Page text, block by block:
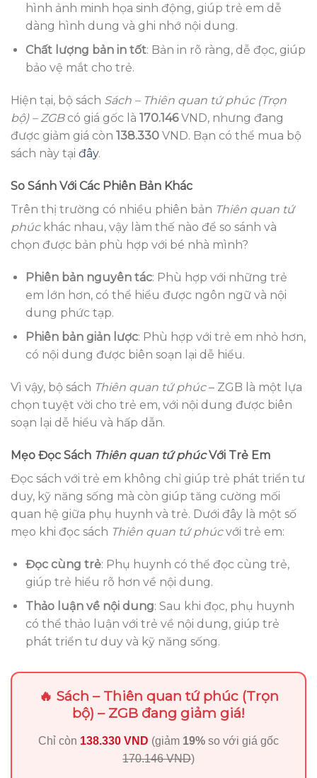
hình ảnh minh họa sinh động, giúp trẻ em dễ
dàng hình dung và ghi nhớ nội dung.
Chất lượng bản in tốt: Bản in rõ ràng, dễ đọc, giúp
bảo vệ mắt cho trẻ.
Hiện tại, bộ sách Sách – Thiên quan tứ phúc (Trọn
bộ) – ZGBcó giá gốc là 170.146VND, nhưng đang
được giảm giá còn 138.330 VND. Bạn có thể mua bộ
sách này tại đây.
So Sánh Với Các Phiên Bản Khác
Trên thị trường có nhiều phiên bản Thiên quan tứ
phúckhác nhau, vậy làm thế nào để so sánh và
chọn được bản phù hợp với bé nhà mình?
Phiên bản nguyên tác: Phù hợp với những trẻ
em lớn hơn, có thể hiểu được ngôn ngữ và nội
dung phức tạp.
Phiên bản giản lược: Phù hợp với trẻ em nhỏ hơn,
có nội dung được biên soạn lại dễ hiểu.
Vì vậy, bộ sách Thiên quan tứ phúc– ZGB là một lựa
chọn tuyệt vời cho trẻ em, với nội dung được biên
soạn lại dễ hiểu và hấp dẫn.
Mẹo Đọc Sách Thiên quan tứ phúcVới Trẻ Em
Đọc sách với trẻ em không chỉ giúp trẻ phát triển tư
duy, kỹ năng sống mà còn giúp tăng cường mối
quan hệ giữa phụ huynh và trẻ. Dưới đây là một số
mẹo khi đọc sách Thiên quan tứ phúcvới trẻ em:
Đọc cùng trẻ: Phụ huynh có thể đọc cùng trẻ,
giúp trẻ hiểu rõ hơn về nội dung.
Thảo luận về nội dung: Sau khi đọc, phụ huynh
có thể thảo luận với trẻ về nội dung, giúp trẻ
phát triển tư duy và kỹ năng sống.
🔥 Sách – Thiên quan tứ phúc (Trọn
bộ) – ZGB đang giảm giá!
Chỉ còn 138.330 VND (giảm 19% so với giá gốc
170.146 VND)